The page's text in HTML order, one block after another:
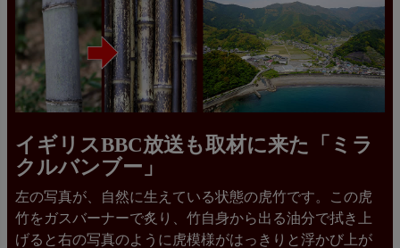
イギリスBBC放送も取材に来た「ミラ
クルバンブー」
左の写真が、自然に生えている状態の虎竹です。この虎
竹をガスバーナーで炙り、竹自身から出る油分で拭き上
げると右の写真のように虎模様がはっきりと浮かび上が